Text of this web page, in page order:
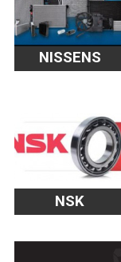
NISSENS
NSK